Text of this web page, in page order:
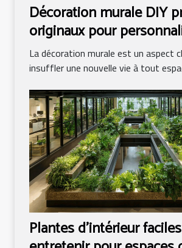
Décoration murale DIY
originaux pour
intérieur sans se ruiner
La décoration murale est un aspect
insuffler une nouvelle vie à tout
Plantes d'intérieur